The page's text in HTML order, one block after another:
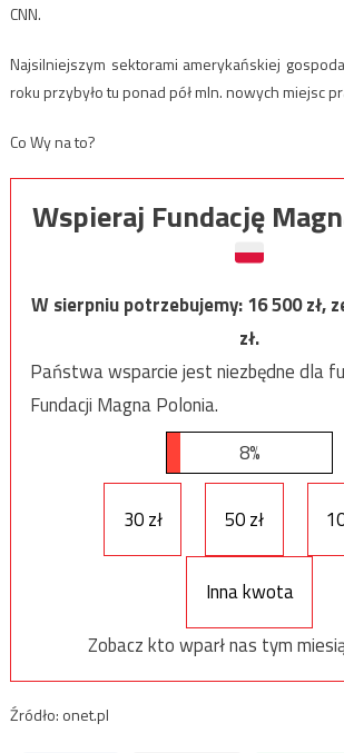
CNN.
Najsilniejszym sektorami amerykańskiej
roku przybyło tu ponad pół mln. nowych miejsc
Co Wy na to?
Wspieraj Fundację
W sierpniu potrzebujemy:16 500zł,
zł.
Państwa wsparcie jest niezbędne dla
Fundacji Magna Polonia.
8%
30 zł 50 zł
Inna kwota
Zobacz kto wparł nas tym
Źródło: onet.pl